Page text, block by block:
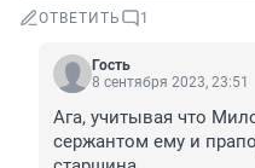
ОТВЕТИТЬ 1
Гость
8 сентября 2023, 23:51
Ага, учитывая что
сержантом ему и